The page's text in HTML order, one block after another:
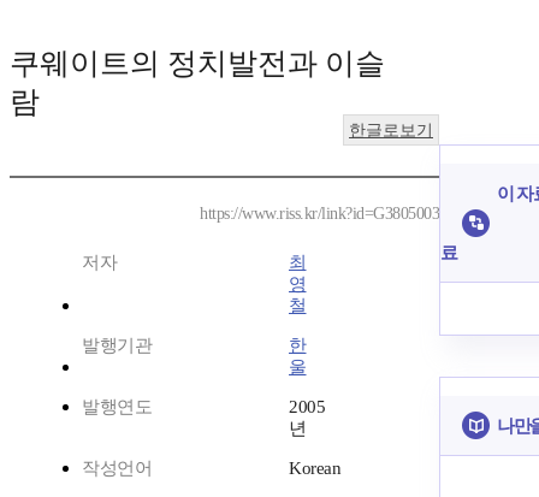
쿠웨이트의 정치발전과 이슬
람
한글로보기
https://www.riss.kr/link?id=G3805003
저자
최
영
철
발행기관
한
울
발행연도
2005
년
작성언어 Korean
이 자
료
나만